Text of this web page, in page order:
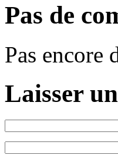
Pas de
Pas encore
Laisser